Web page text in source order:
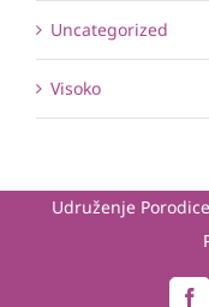
Uncategorized
Visoko
Udruženje